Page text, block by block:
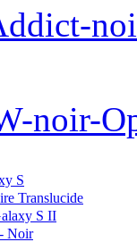
noir-
S
Translucide
S II
Noir